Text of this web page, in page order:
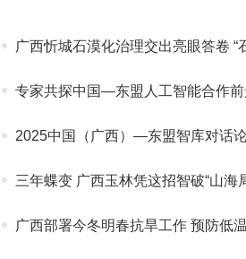
广西忻城石漠化治理交出亮眼答卷 “
专家共探中国—东盟人工智能合作
2025中国（广西）—东盟智库对话
三年蝶变 广西玉林凭这招智破“山海
广西部署今冬明春抗旱工作 预防低